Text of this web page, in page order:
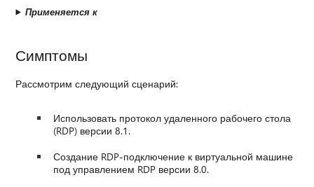
Применяется к
Симптомы
Рассмотрим следующий сценарий:
Использовать протокол удаленного рабочего стола
(RDP) версии 8.1.
Создание RDP-подключение к виртуальной машине
под управлением RDP версии 8.0.